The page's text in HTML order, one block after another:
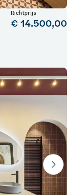
Richtprijs
€ 14.500,00